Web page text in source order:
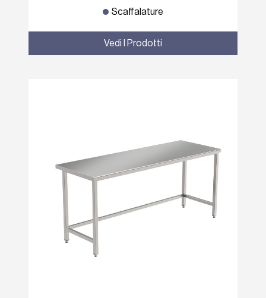
Scaffalature
Vedi I Prodotti